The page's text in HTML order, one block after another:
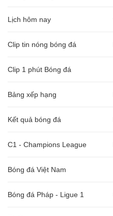
Lịch hôm nay
Clip tin nóng bóng đá
Clip 1 phút Bóng đá
Bảng xếp hạng
Kết quả bóng đá
C1 - Champions League
Bóng đá Việt Nam
Bóng đá Pháp - Ligue 1